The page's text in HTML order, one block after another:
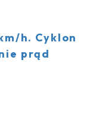
h. Cyklon
prąd